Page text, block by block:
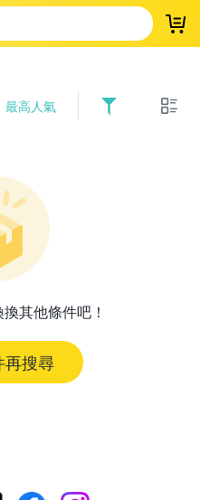
登
最高人氣
其他條件吧！
再搜尋